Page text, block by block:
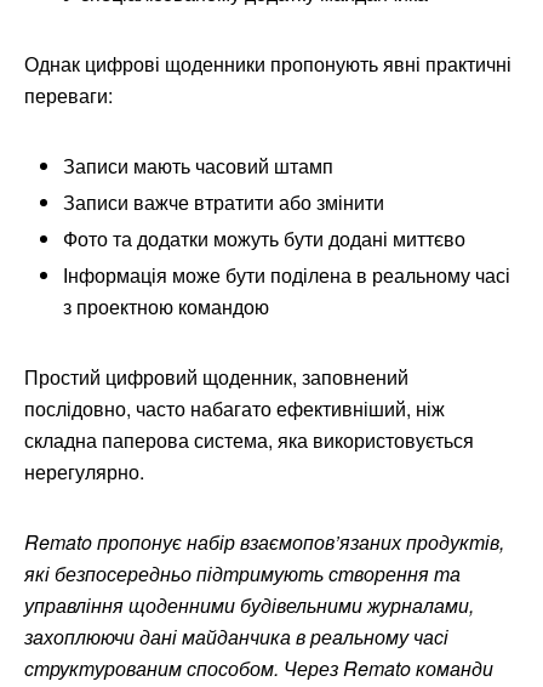
Однак цифрові щоденники пропонують явні практичні
переваги:
Записи мають часовий штамп
Записи важче втратити або змінити
Фото та додатки можуть бути додані миттєво
Інформація може бути поділена в реальному часі
з проектною командою
Простий цифровий щоденник, заповнений
послідовно, часто набагато ефективніший, ніж
складна паперова система, яка використовується
нерегулярно.
Remato пропонує набір взаємопов’язаних продуктів,
які безпосередньо підтримують створення та
управління щоденними будівельними журналами,
захоплюючи дані майданчика в реальному часі
структурованим способом. Через Remato команди